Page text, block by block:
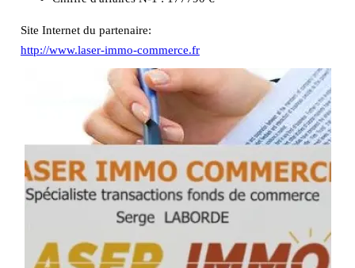
Site Internet du partenaire:
http://www.laser-immo-commerce.fr